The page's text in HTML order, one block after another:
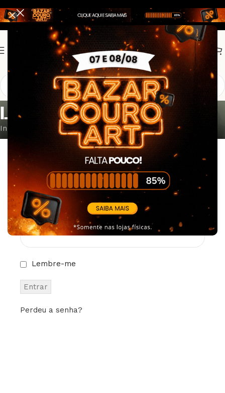
LOGIN DE AFILIADO
Início Login de Afiliado
FAÇA LOGIN EM SUA CONTA
Nome de Usuário
Senha
Lembre-me
Perdeu a senha?